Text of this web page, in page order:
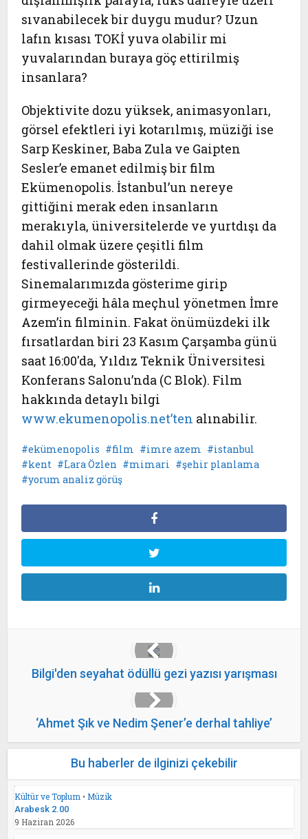
sıvanabilecek bir duygu mudur? Uzun
lafın kısası TOKİ yuva olabilir mi
yuvalarından buraya göç ettirilmiş
insanlara?
Objektivite dozu yüksek, animasyonları,
görsel efektleri iyi kotarılmış, müziği ise
Sarp Keskiner, Baba Zula ve Gaipten
Sesler’e emanet edilmiş bir film
Ekümenopolis. İstanbul’un nereye
gittiğini merak eden insanların
merakıyla, üniversitelerde ve yurtdışı da
dahil olmak üzere çeşitli film
festivallerinde gösterildi.
Sinemalarımızda gösterime girip
girmeyeceği hâla meçhul yönetmenİmre
Azem’in filminin. Fakat önümüzdeki ilk
fırsatlardan biri 23 Kasım Çarşamba günü
saat 16:00'da, Yıldız Teknik Üniversitesi
Konferans Salonu’nda (C Blok). Film
hakkında detaylı bilgi
www.ekumenopolis.net’ten alınabilir.
ekümenopolis film imre azem
istanbul
kent
Lara Özlen mimari
şehir planlama
yorum analiz görüş
Bilgi'den seyahat ödüllü gezi yazısı yarışması
‘Ahmet Şık ve Nedim Şener’e derhal tahliye’
Bu haberler de ilginizi çekebilir
Kültür ve Toplum • Müzik
Arabesk 2.00
9 Haziran 2026